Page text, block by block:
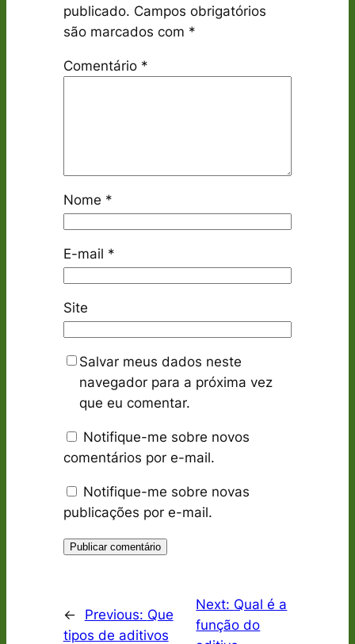
publicado. Campos obrigatórios
são marcados com *
Comentário *
Nome *
E-mail *
Site
Salvar meus dados neste
navegador para a próxima vez
que eu comentar.
Notifique-me sobre novos
comentários por e-mail.
Notifique-me sobre novas
publicações por e-mail.
← Previous: Que
tipos de aditivos
Next: Qual é a
função do